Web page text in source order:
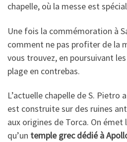
chapelle, où la messe est
Une fois la commémoration à
comment ne pas profiter de la
vous trouvez, en poursuivant
plage en contrebas.
L’actuelle chapelle de S. Pietro
est construite sur des ruines
aux origines de Torca. On émet
qu’un temple grec dédié à